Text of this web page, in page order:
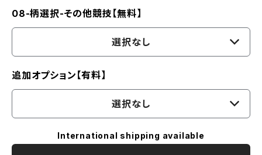
08-柄選択-その他競技【無料】
選択なし
追加オプション【有料】
選択なし
International shipping available